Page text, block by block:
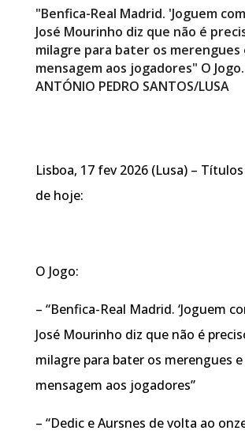
"Benfica-Real Madrid. 'Joguem
José Mourinho diz que não é
milagre para bater os merengues
mensagem aos jogadores" O
ANTÓNIO PEDRO SANTOS/LUSA
Lisboa, 17 fev 2026 (Lusa) –
de hoje:
O Jogo:
– “Benfica-Real Madrid. ‘Joguem
José Mourinho diz que não é
milagre para bater os merengues
mensagem aos jogadores”
– “Dedic e Aursnes de volta ao